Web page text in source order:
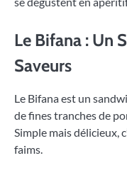
Le Bifana : Un
Saveurs
Le Bifana est un
de fines tranches de
Simple mais délicieux,
faims.